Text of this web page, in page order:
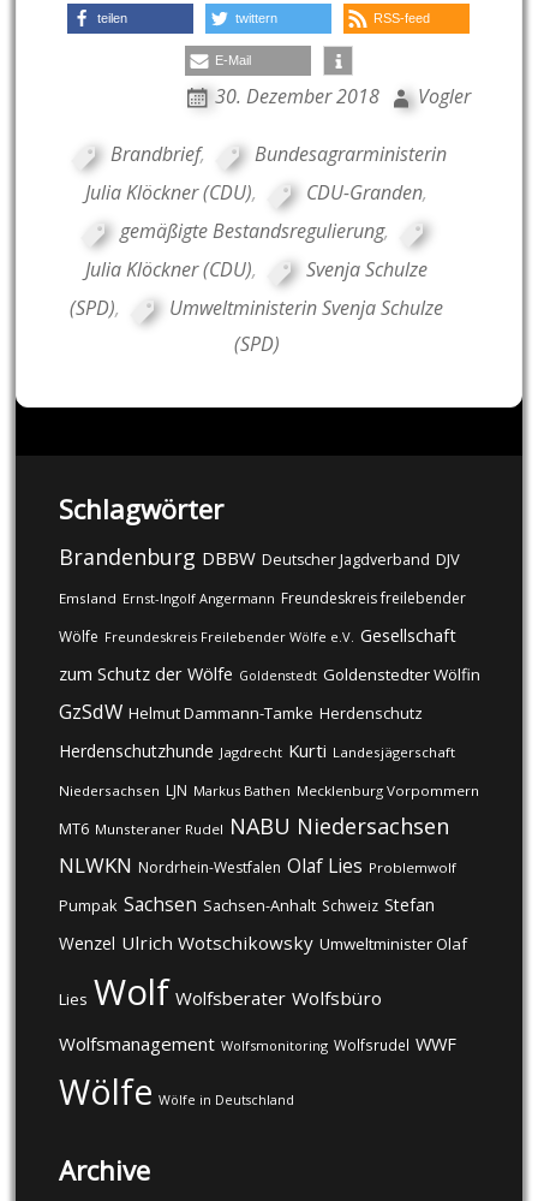
teilen twittern RSS-feed
E-Mail
30. Dezember 2018 Vogler
Brandbrief,
Bundesagrarministerin
Julia Klöckner (CDU), CDU-Granden,
gemäßigte Bestandsregulierung,
Julia Klöckner (CDU),
Svenja Schulze
(SPD),
Umweltministerin Svenja Schulze
(SPD)
Schlagwörter
Brandenburg DBBW Deutscher Jagdverband DJV
Emsland Ernst-Ingolf Angermann Freundeskreis freilebender
Wölfe Freundeskreis Freilebender Wölfe e.V. Gesellschaft
zum Schutz der Wölfe Goldenstedt Goldenstedter Wölfin
GzSdW Helmut Dammann-Tamke Herdenschutz
Herdenschutzhunde Jagdrecht Kurti Landesjägerschaft
Niedersachsen LJN Markus Bathen Mecklenburg Vorpommern
MT6 Munsteraner Rudel NABU Niedersachsen
NLWKN Nordrhein-Westfalen Olaf Lies Problemwolf
Pumpak Sachsen Sachsen-Anhalt Schweiz Stefan
Wenzel Ulrich Wotschikowsky Umweltminister Olaf
Lies Wolf Wolfsberater Wolfsbüro
Wolfsmanagement Wolfsmonitoring Wolfsrudel WWF
Wölfe Wölfe in Deutschland
Archive